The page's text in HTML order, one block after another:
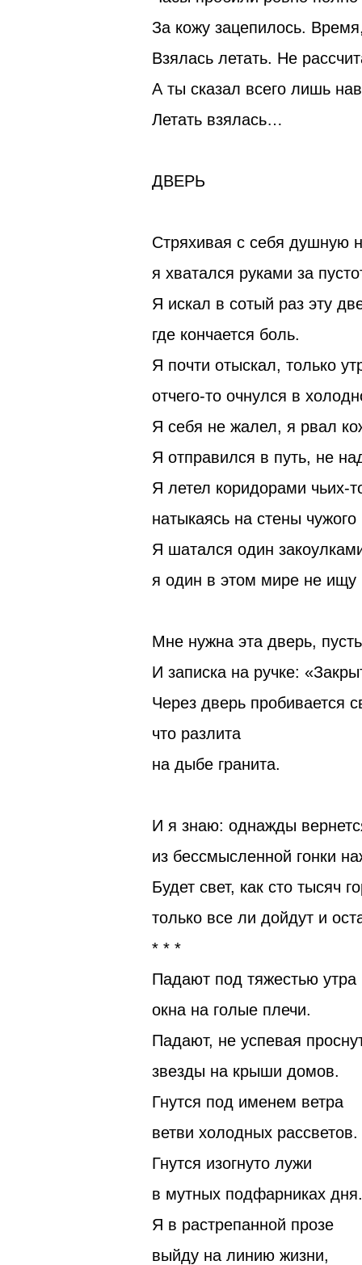
За кожу зацепилось.
Взялась летать. Не
А ты сказал всего лишь
Летать взялась…
ДВЕРЬ
Стряхивая с себя душную
я хватался руками за
Я искал в сотый раз эту
где кончается боль.
Я почти отыскал, только
отчего-то очнулся в
Я себя не жалел, я рвал
Я отправился в путь, не
Я летел коридорами чьих-
натыкаясь на стены чужого
Я шатался один
я один в этом мире не ищу
Мне нужна эта дверь,
И записка на ручке:
Через дверь пробивается
что разлита
на дыбе гранита.
И я знаю: однажды
из бессмысленной гонки
Будет свет, как сто тысяч
только все ли дойдут и
* * *
Падают под тяжестью утра
окна на голые плечи.
Падают, не успевая
звезды на крыши домов.
Гнутся под именем ветра
ветви холодных рассветов.
Гнутся изогнуто лужи
в мутных подфарниках дня.
Я в растрепанной прозе
выйду на линию жизни,